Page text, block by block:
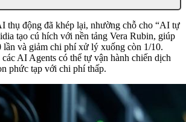
thụ động đã khép lại, nhường chỗ cho “AI tự
tạo cú hích với nền tảng Vera Rubin, giúp
lần và giảm chi phí xử lý xuống còn 1/10.
AI Agents có thể tự vận hành chiến dịch
phức tạp với chi phí thấp.